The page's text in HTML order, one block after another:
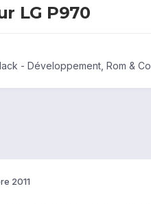
LG P970
- Développement, Rom & Co
2011